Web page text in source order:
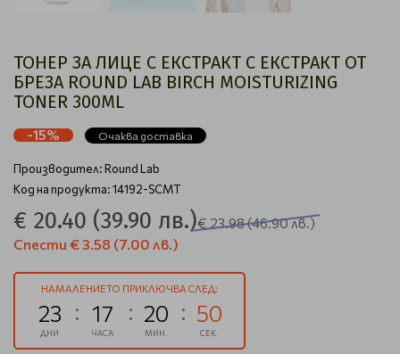
ТОНЕР ЗА ЛИЦЕ С ЕКСТРАКТ С ЕКСТРАКТ ОТ
БРЕЗА ROUND LAB BIRCH MOISTURIZING
TONER 300ML
-15% Очаква доставка
Производител:Round Lab
Код на продукта: 14192-SCMT
€ 20.40 (39.90 лв.)€ 23.98(46.90 лв.)
Спести € 3.58 (7.00 лв.)
НАМАЛЕНИЕТО ПРИКЛЮЧВА СЛЕД:
23
ДНИ
17
ЧАСА
20
МИН.
49
СЕК.